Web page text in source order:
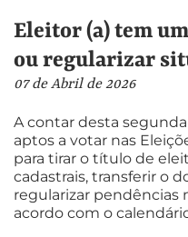
Eleitor (a) tem
ou regularizar
07 de Abril de 2026
A contar desta
aptos a votar nas
para tirar o título de
cadastrais, transferir o
regularizar pendências
acordo com o